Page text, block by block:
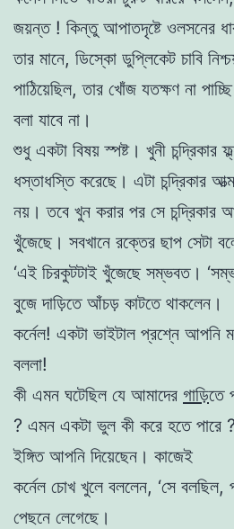
জয়ন্ত ! কিন্তু আপাতদৃষ্টে ওলসনের
তার মানে, ডিস্কো ডুপ্লিকেট চাবি
পাঠিয়েছিল, তার খোঁজ যতক্ষণ না পাচ্ছি
বলা যাবে না।
শুধু একটা বিষয় স্পষ্ট। খুনী চন্দ্রিকার
ধস্তাধস্তি করেছে। এটা চন্দ্রিকার
নয়। তবে খুন করার পর সে
খুঁজেছে। সবখানে রক্তের ছাপ সেটা
‘এই চিরকুটটাই খুঁজেছে সম্ভবত।
বুজে দাড়িতে আঁচড় কাটতে থাকলেন।
কর্নেল! একটা ভাইটাল প্রশ্নে আপনি
বললা!
কী এমন ঘটেছিল যে আমাদের গাড়িতে
? এমন একটা ভুল কী করে হতে পারে ?
ইঙ্গিত আপনি দিয়েছেন। কাজেই
কর্নেল চোখ খুলে বললেন, ‘সে
পেছনে লেগেছে।